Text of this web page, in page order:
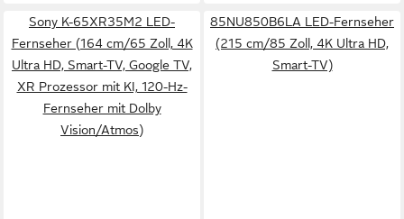
Sony K-65XR35M2 LED-
Fernseher (164 cm/65 Zoll, 4K
Ultra HD, Smart-TV, Google TV,
XR Prozessor mit KI, 120-Hz-
Fernseher mit Dolby
Vision/Atmos)
85NU850B6LA LED-Fernseher
(215 cm/85 Zoll, 4K Ultra HD,
Smart-TV)